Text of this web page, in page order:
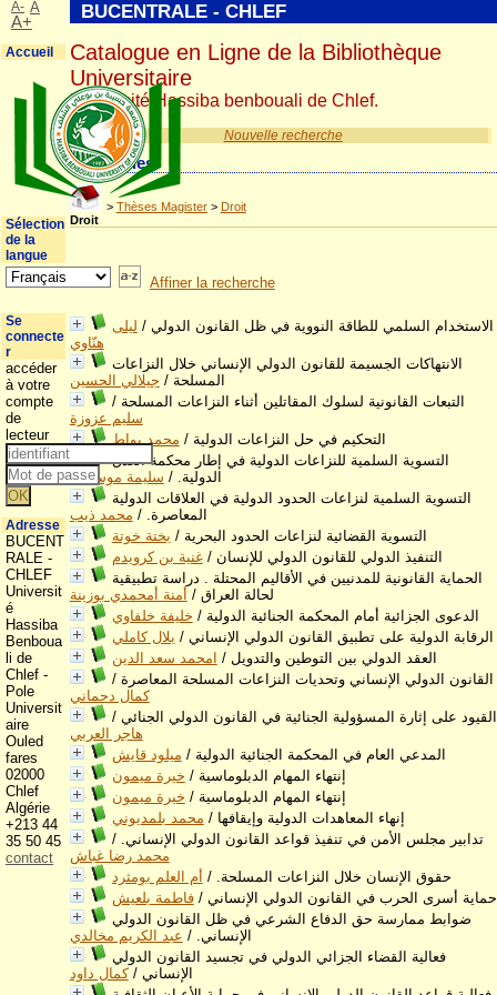
Nouvelle recherche
Catégories
> Thèses Magister> Droit
Droit
Affiner la recherche
الاستخدام السلمي للطاقة النووية في ظل القانون الدولي / ليلى
هنّاوي
الانتهاكات الجسيمة للقانون الدولي الإنساني خلال النزاعات
المسلحة / جيلالي الحسين
التبعات القانونية لسلوك المقاتلين أثناء النزاعات المسلحة /
سليم عزوزة
التحكيم في حل النزاعات الدولية / محمد بواط
التسوية السلمية للنزاعات الدولية في إطار محكمة العدل
الدولية. / سليمة موسوني
التسوية السلمية لنزاعات الحدود الدولية في العلاقات الدولية
المعاصرة. / محمد ذيب
التسوية القضائية لنزاعات الحدود البحرية / بختة خوتة
التنفيذ الدولي للقانون الدولي للإنسان /غنية بن كرويدم
الحماية القانونية للمدنيين في الأقاليم المحتلة . دراسة تطبيقية
لحالة العراق / أمنة أمحمدي بوزينة
الدعوى الجزائية أمام المحكمة الجنائية الدولية / خليفة خلفاوي
الرقابة الدولية على تطبيق القانون الدولي الإنساني / بلال كاملي
العقد الدولي بين التوطين والتدويل / امحمد سعد الدين
القانون الدولي الإنساني وتحديات النزاعات المسلحة المعاصرة /
كمال دحماني
القيود على إثارة المسؤولية الجنائية في القانون الدولي الجنائي /
هاجر العربي
المدعي العام في المحكمة الجنائية الدولية / ميلود قايش
إنتهاء المهام الدبلوماسية / خيرة ميمون
إنتهاء المهام الدبلوماسية / خيرة ميمون
إنهاء المعاهدات الدولية وإيقافها / محمد بلمديوني
تدابير مجلس الأمن في تنفيذ قواعد القانون الدولي الإنساني. /
محمد رضا غباش
حقوق الإنسان خلال النزاعات المسلحة. / أم العلم بومثرد
حماية أسرى الحرب في القانون الدولي الإنساني /فاطمة بلعيش
ضوابط ممارسة حق الدفاع الشرعي في ظل القانون الدولي
الإنساني. / عبد الكريم مخالدي
فعالية القضاء الجزائي الدولي في تجسيد القانون الدولي
الإنساني /كمال داود
BUCENTRALE - CHLEF
Catalogue en Ligne de la Bibliothèque
Universitaire
Université Hassiba benbouali de Chlef.
A- A
A+
Accueil
Sélection
de la
langue
Se
connecte
r
accéder
à votre
compte
de
lecteur
Adresse
BUCENT
RALE -
CHLEF
Universit
é
Hassiba
Benboua
li de
Chlef -
Pole
Universit
aire
Ouled
fares
02000
Chlef
Algérie
+213 44
35 50 45
contact